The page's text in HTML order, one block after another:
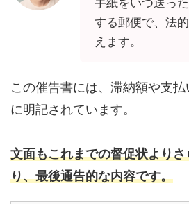
する郵便で、法
えます。
この催告書には、滞納額や支
に明記されています。
文面もこれまでの督促状より
り、最後通告的な内容です。